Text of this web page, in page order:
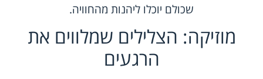
שכולם יוכלו ליהנות מהחוויה.
מוזיקה: הצלילים שמלווים את
הרגעים